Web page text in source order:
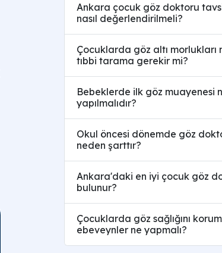
Ankara çocuk göz doktoru
nasıl değerlendirilmeli?
Çocuklarda göz altı morlukları
tıbbi tarama gerekir mi?
Bebeklerde ilk göz muayenesi
yapılmalıdır?
Okul öncesi dönemde göz
neden şarttır?
Ankara'daki en iyi çocuk göz
bulunur?
Çocuklarda göz sağlığını
ebeveynler ne yapmalı?